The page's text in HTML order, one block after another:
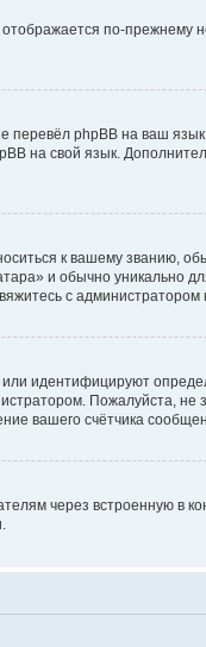
по-
phpBB на ваш
на свой язык.
к вашему званию,
и обычно уникально
с
идентифицируют
Пожалуйста,
вашего счётчика
через встроенную